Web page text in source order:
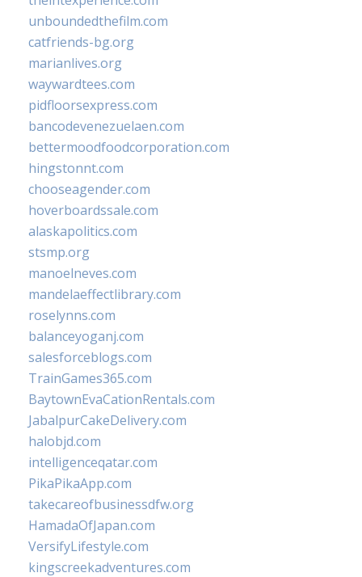
unboundedthefilm.com
catfriends-bg.org
marianlives.org
waywardtees.com
pidfloorsexpress.com
bancodevenezuelaen.com
bettermoodfoodcorporation.com
hingstonnt.com
chooseagender.com
hoverboardssale.com
alaskapolitics.com
stsmp.org
manoelneves.com
mandelaeffectlibrary.com
roselynns.com
balanceyoganj.com
salesforceblogs.com
TrainGames365.com
BaytownEvaCationRentals.com
JabalpurCakeDelivery.com
halobjd.com
intelligenceqatar.com
PikaPikaApp.com
takecareofbusinessdfw.org
HamadaOfJapan.com
VersifyLifestyle.com
kingscreekadventures.com